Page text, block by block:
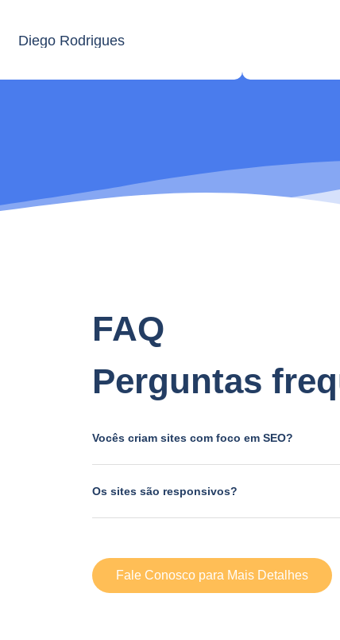
Diego Rodrigues
FAQ
Perguntas
Vocês criam sites com foco em SEO?
Os sites são responsivos?
Fale Conosco para Mais Detalhes